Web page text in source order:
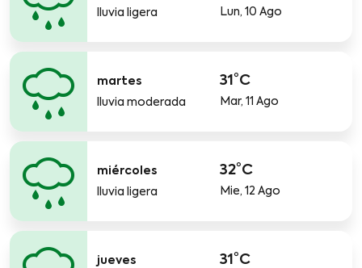
lluvia ligera
Lun, 10 Ago
martes
lluvia moderada
31°C
Mar, 11 Ago
miércoles
lluvia ligera
32°C
Mie, 12 Ago
jueves
31°C